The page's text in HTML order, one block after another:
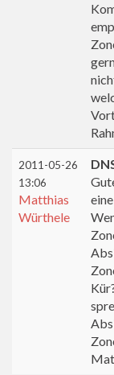
2011-05-26
13:06
Matthias
Würthele